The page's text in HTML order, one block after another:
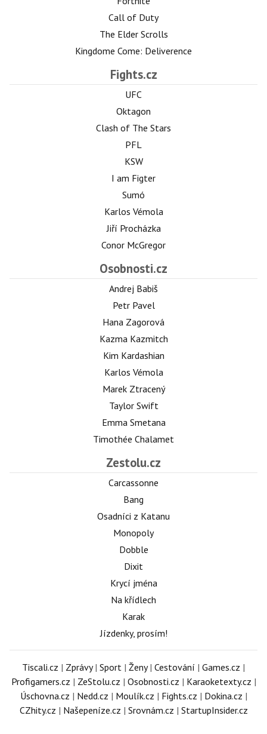
Call of Duty
The Elder Scrolls
Kingdome Come: Deliverence
Fights.cz
UFC
Oktagon
Clash of The Stars
PFL
KSW
I am Figter
Sumó
Karlos Vémola
Jiří Procházka
Conor McGregor
Osobnosti.cz
Andrej Babiš
Petr Pavel
Hana Zagorová
Kazma Kazmitch
Kim Kardashian
Karlos Vémola
Marek Ztracený
Taylor Swift
Emma Smetana
Timothée Chalamet
Zestolu.cz
Carcassonne
Bang
Osadníci z Katanu
Monopoly
Dobble
Dixit
Krycí jména
Na křídlech
Karak
Jízdenky, prosím!
Tiscali.cz | Zprávy| Sport | Ženy| Cestování | Games.cz |
Profigamers.cz | ZeStolu.cz | Osobnosti.cz | Karaoketexty.cz |
Úschovna.cz | Nedd.cz | Moulík.cz | Fights.cz | Dokina.cz |
CZhity.cz | Našepeníze.cz | Srovnám.cz | StartupInsider.cz